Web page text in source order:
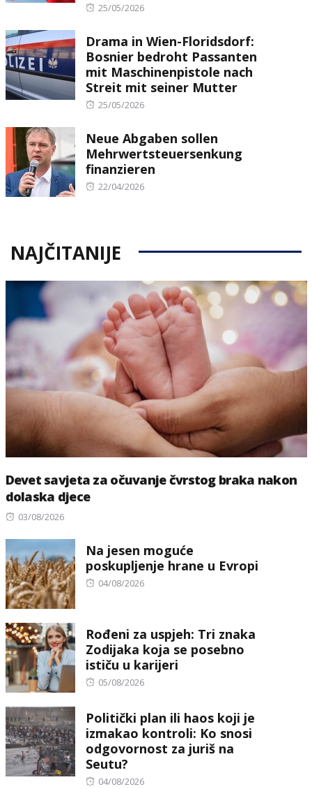
Posted
25/05/2026
Drama in Wien-Floridsdorf:
Bosnier bedroht Passanten
mit Maschinenpistole nach
Streit mit seiner Mutter
Posted
25/05/2026
Neue Abgaben sollen
Mehrwertsteuersenkung
finanzieren
Posted
22/04/2026
NAJČITANIJE
Devet savjeta za očuvanje čvrstog braka nakon
dolaska djece
Posted
03/08/2026
Na jesen moguće
poskupljenje hrane u Evropi
Posted
04/08/2026
Rođeni za uspjeh: Tri znaka
Zodijaka koja se posebno
ističu u karijeri
Posted
05/08/2026
Politički plan ili haos koji je
izmakao kontroli: Ko snosi
odgovornost za juriš na
Seutu?
Posted
04/08/2026